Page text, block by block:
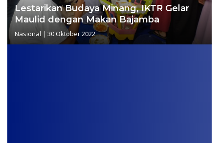
Lestarikan Budaya Minang, IKTR Gelar
Maulid dengan Makan Bajamba
Nasional | 30 Oktober 2022